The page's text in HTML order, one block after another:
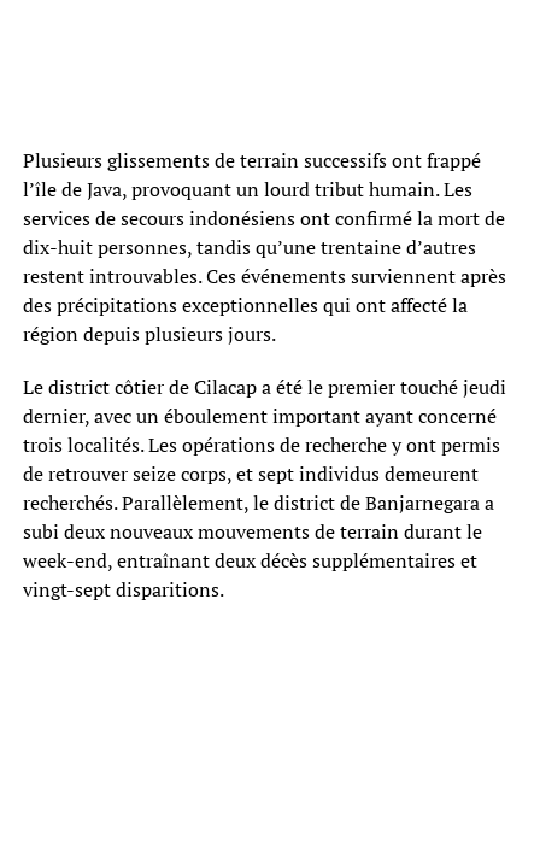
Plusieurs glissements de terrain successifs ont frappé
l’île de Java, provoquant un lourd tribut humain. Les
services de secours indonésiens ont confirmé la mort de
dix-huit personnes, tandis qu’une trentaine d’autres
restent introuvables. Ces événements surviennent après
des précipitations exceptionnelles qui ont affecté la
région depuis plusieurs jours.
Le district côtier de Cilacap a été le premier touché jeudi
dernier, avec un éboulement important ayant concerné
trois localités. Les opérations de recherche y ont permis
de retrouver seize corps, et sept individus demeurent
recherchés. Parallèlement, le district de Banjarnegara a
subi deux nouveaux mouvements de terrain durant le
week-end, entraînant deux décès supplémentaires et
vingt-sept disparitions.